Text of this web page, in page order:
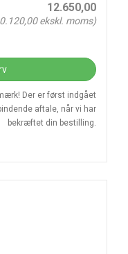
12.650,00
ekskl. moms)
Der er først indgået
aftale, når vi har
bekræftet din bestilling.